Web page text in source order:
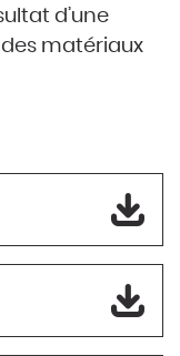
d’une
matériaux